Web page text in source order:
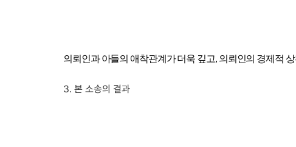
의뢰인과 아들의 애착관계가 더욱 깊고, 의뢰인의 경제적
3. 본 소송의 결과